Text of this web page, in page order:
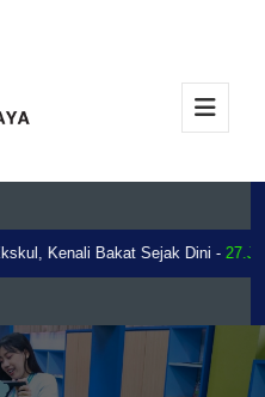
Kenali Bakat Sejak Dini -